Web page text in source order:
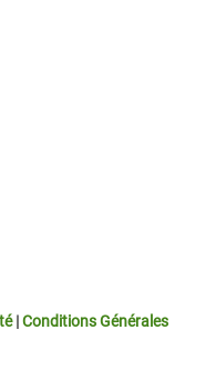
|Conditions Générales